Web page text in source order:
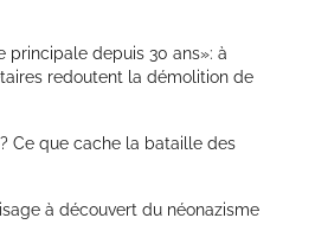
principale depuis 30 ans»: à
redoutent la démolition de
Ce que cache la bataille des
à découvert du néonazisme